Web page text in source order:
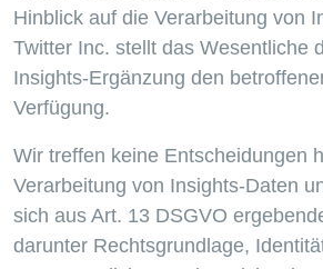
Hinblick auf die Verarbeitung von
Twitter Inc. stellt das Wesentliche
Insights-Ergänzung den
Verfügung.
Wir treffen keine Entscheidungen
Verarbeitung von Insights-Daten
sich aus Art. 13 DSGVO
darunter Rechtsgrundlage,